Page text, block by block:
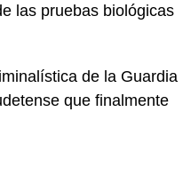
las pruebas biológicas
de la Guardia
que finalmente